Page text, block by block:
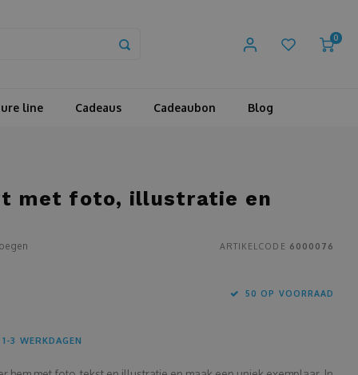
0
line Cadeaus Cadeaubon Blog
met foto, illustratie en
ARTIKELCODE 6000076
50 OP VOORRAAD
3 WERKDAGEN